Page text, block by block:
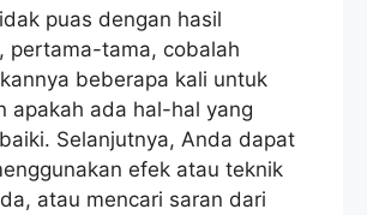
puas dengan hasil
pertama-tama, cobalah
beberapa kali untuk
apakah ada hal-hal yang
Selanjutnya, Anda dapat
efek atau teknik
atau mencari saran dari